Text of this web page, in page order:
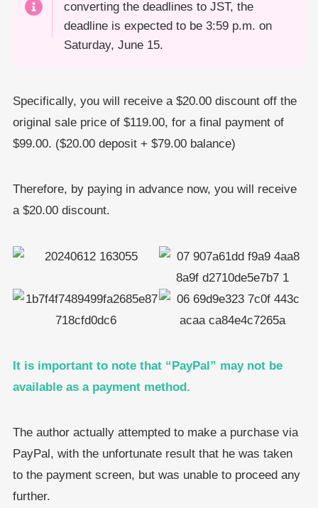
converting the deadlines to JST, the
deadline is expected to be 3:59 p.m. on
Saturday, June 15.
Specifically, you will receive a $20.00 discount off the
original sale price of $119.00, for a final payment of
$99.00. ($20.00 deposit + $79.00 balance)
Therefore, by paying in advance now, you will receive
a $20.00 discount.
It is important to note that “PayPal” may not be
available as a payment method.
The author actually attempted to make a purchase via
PayPal, with the unfortunate result that he was taken
to the payment screen, but was unable to proceed any
further.